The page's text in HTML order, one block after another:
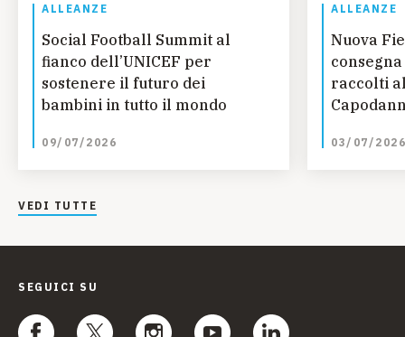
ALLEANZE
Social Football Summit al
fianco dell’UNICEF per
sostenere il futuro dei
bambini in tutto il mondo
09/07/2026
ALLEANZE
Nuova
raccolti
03/07/2026
VEDI TUTTE
SEGUICI SU